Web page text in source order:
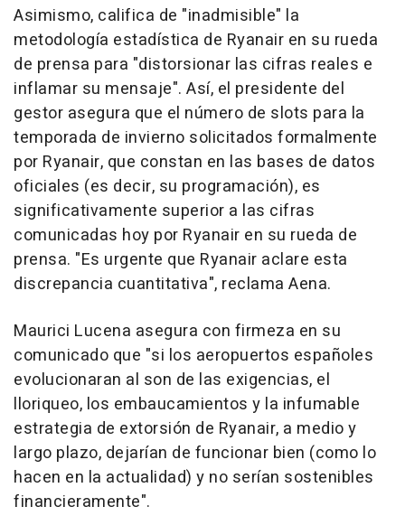
Asimismo, califica de "inadmisible" la
metodología estadística de Ryanair en su rueda
de prensa para "distorsionar las cifras reales e
inflamar su mensaje". Así, el presidente del
gestor asegura que el número de slots para la
temporada de invierno solicitados formalmente
por Ryanair, que constan en las bases de datos
oficiales (es decir, su programación), es
significativamente superior a las cifras
comunicadas hoy por Ryanair en su rueda de
prensa. "Es urgente que Ryanair aclare esta
discrepancia cuantitativa", reclama Aena.
Maurici Lucena asegura con firmeza en su
comunicado que "si los aeropuertos españoles
evolucionaran al son de las exigencias, el
lloriqueo, los embaucamientos y la infumable
estrategia de extorsión de Ryanair, a medio y
largo plazo, dejarían de funcionar bien (como lo
hacen en la actualidad) y no serían sostenibles
financieramente".